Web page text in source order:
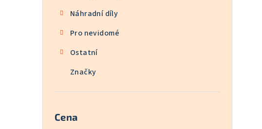
Náhradní díly
Pro nevidomé
Ostatní
Značky
Cena